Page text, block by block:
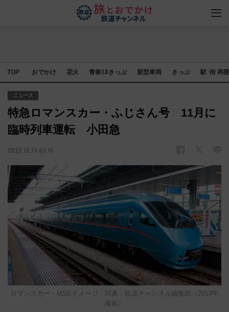
TOP おでかけ 花火 青春18きっぷ 新型車両 きっぷ 駅･街 再
ニュース
特急ロマンスカー・ふじさん号 11月に
臨時列車運転 小田急
2020.10.14 09:10
ロマンスカー・MSEイメージ 写真：鉄道チャンネル編集部（2019年
撮影）